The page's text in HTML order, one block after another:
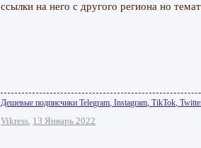
ссылки на него с другого региона но
Дешевые подписчики Telegram, Instagram, TikTok,
Vikress 13 Январь 2022